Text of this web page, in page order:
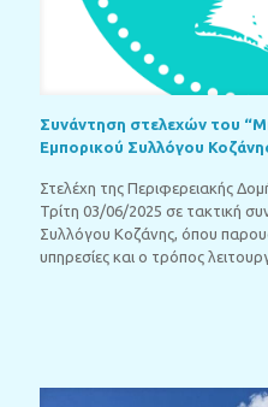
Συνάντηση στελεχών του
Εμπορικού Συλλόγου
Στελέχη της Περιφερειακής
Τρίτη 03/06/2025 σε τακτική
Συλλόγου Κοζάνης, όπου
υπηρεσίες και ο τρόπος